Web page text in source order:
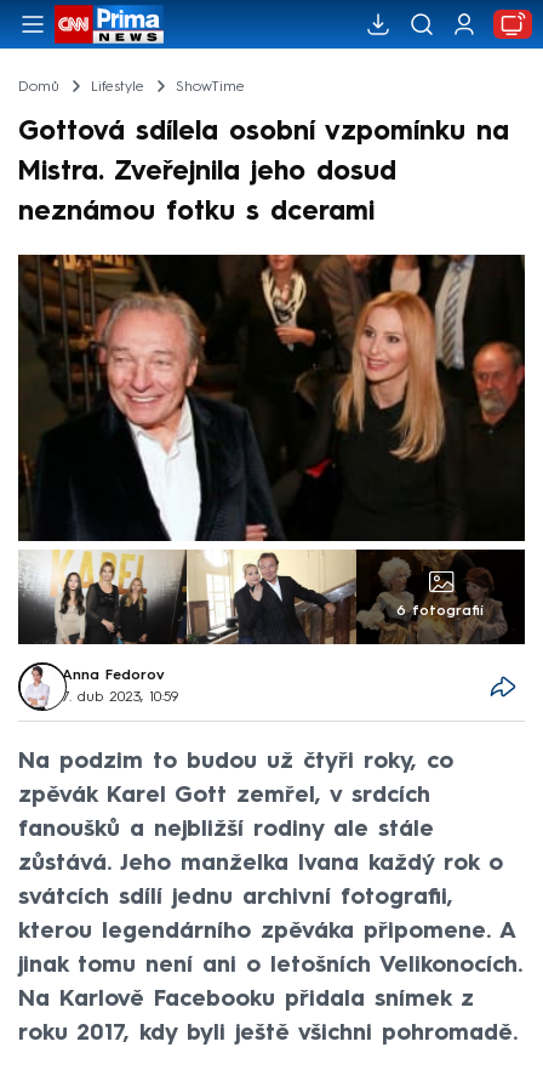
Domů Lifestyle ShowTime
Gottová sdílela osobní vzpomínku na
Mistra. Zveřejnila jeho dosud
neznámou fotku s dcerami
6 fotografií
Anna Fedorov
7. dub 2023, 10:59
Na podzim to budou už čtyři roky, co
zpěvák Karel Gott zemřel, v srdcích
fanoušků a nejbližší rodiny ale stále
zůstává. Jeho manželka Ivana každý rok o
svátcích sdílí jednu archivní fotografii,
kterou legendárního zpěváka připomene. A
jinak tomu není ani o letošních Velikonocích.
Na Karlově Facebooku přidala snímek z
roku 2017, kdy byli ještě všichni pohromadě.